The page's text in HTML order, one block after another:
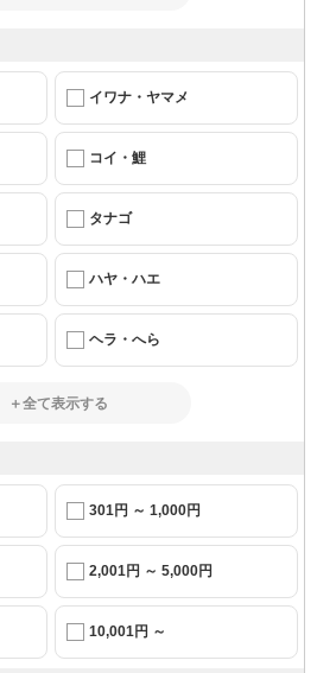
イワナ・ヤマメ
コイ・鯉
タナゴ
ハヤ・ハエ
ヘラ・へら
＋全て表示する
301円 ～ 1,000円
2,001円 ～ 5,000円
10,001円 ～